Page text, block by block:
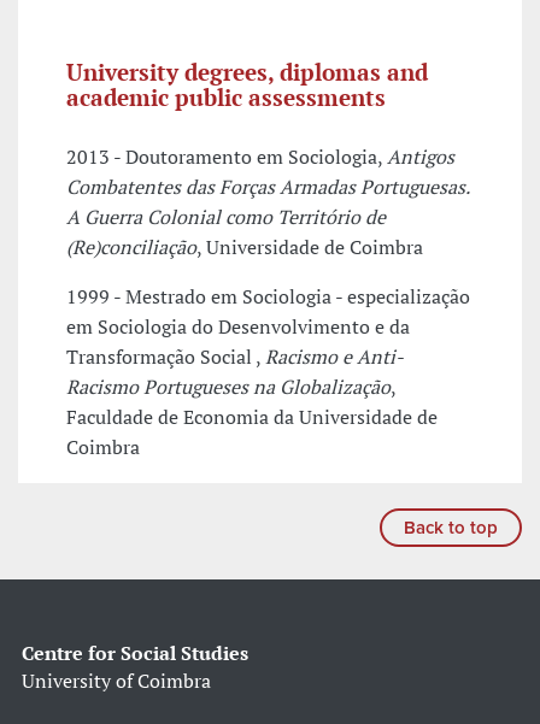
University degrees, diplomas and
academic public assessments
2013 - Doutoramento em Sociologia,Antigos
Combatentes das Forças Armadas Portuguesas.
A Guerra Colonial como Território de
(Re)conciliação, Universidade de Coimbra
1999 - Mestrado em Sociologia - especialização
em Sociologia do Desenvolvimento e da
Transformação Social ,Racismo e Anti-
Racismo Portugueses na Globalização,
Faculdade de Economia da Universidade de
Coimbra
Back to top
Centre for Social Studies
University of Coimbra